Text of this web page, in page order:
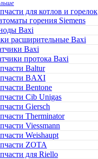
для котлов и горелок
горения Siemens
Baxi
расширительные Baxi
Baxi
протока Baxi
Baltur
BAXI
Bentone
Cib Unigas
Giersch
Therminator
Viessmann
Weishaupt
ZOTA
для Riello